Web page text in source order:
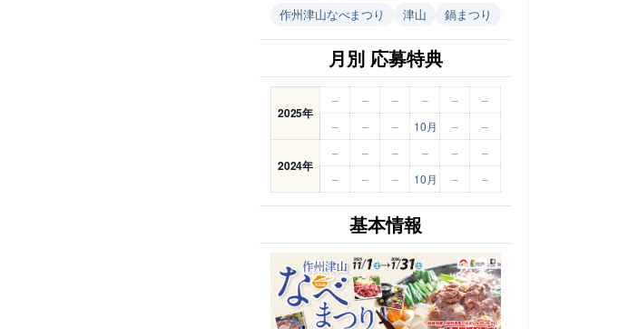
作州津山なべまつり
津山 鍋まつり
月別 応募特典
2025年
– – – – –
–
–
– – 10月 – –
2024年
– – – – –
–
–
– – 10月 – –
基本情報